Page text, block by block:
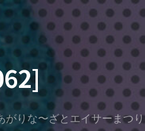
がりな〜ざとエイサーまつり